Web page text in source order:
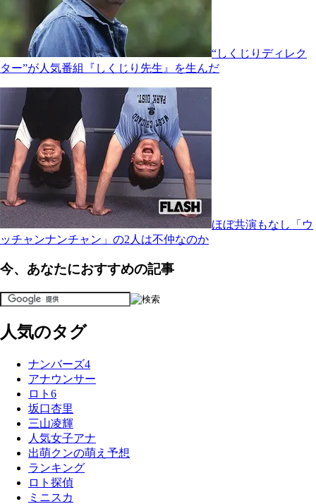
“しくじりディレク
ター”が人気番組『しくじり先生』を生んだ
ほぼ共演もなし「ウ
ッチャンナンチャン」の2人は不仲なのか
今、あなたにおすすめの記事
人気のタグ
ナンバーズ4
アナウンサー
ロト6
坂口杏里
三山凌輝
人気女子アナ
出萌クンの萌え予想
ランキング
ロト探偵
ミニスカ